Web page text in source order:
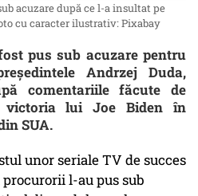
acuzare după ce l-a insultat pe
cu caracter ilustrativ: Pixabay
pus sub acuzare pentru
Andrzej Duda,
comentariile făcute de
lui Joe Biden în
SUA.
unor seriale TV de succes
l-au pus sub